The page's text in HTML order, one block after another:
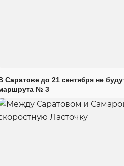
Саратове до 21 сентября не
№ 3